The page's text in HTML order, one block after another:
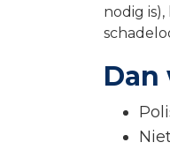
nodig
Dan